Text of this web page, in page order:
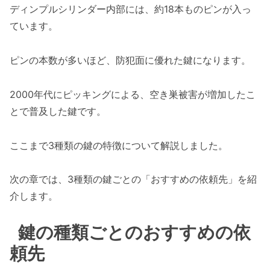
ディンプルシリンダー内部には、約18本ものピンが入っ
ています。
ピンの本数が多いほど、防犯面に優れた鍵になります。
2000年代にピッキングによる、空き巣被害が増加したこ
とで普及した鍵です。
ここまで3種類の鍵の特徴について解説しました。
次の章では、3種類の鍵ごとの「おすすめの依頼先」を紹
介します。
鍵の種類ごとのおすすめの依
頼先